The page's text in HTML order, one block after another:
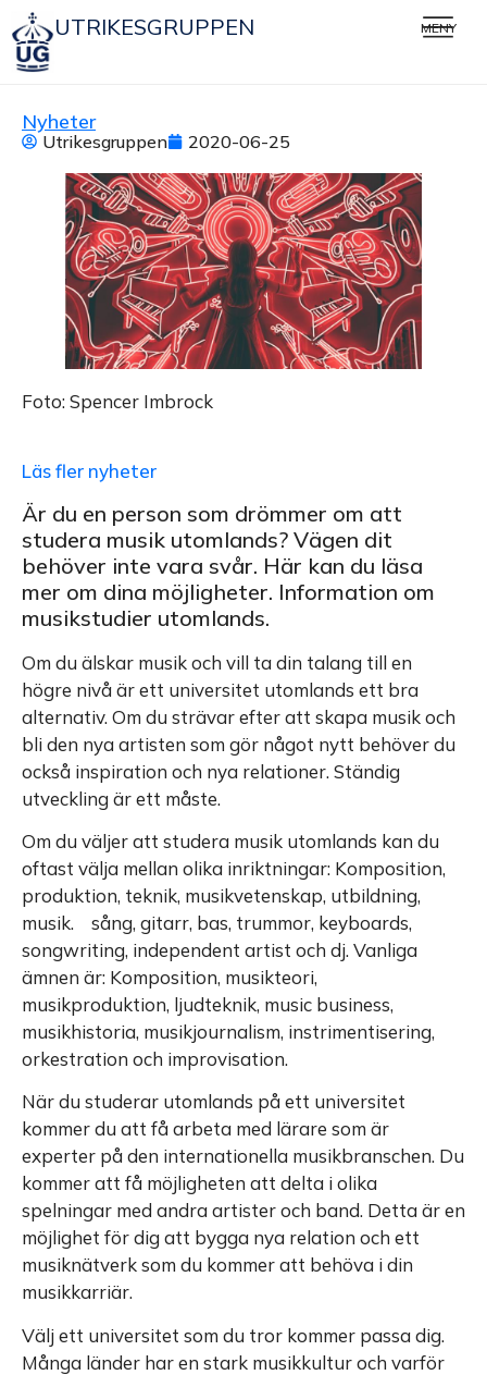
UTRIKESGRUPPEN MENY
Nyheter
Utrikesgruppen 2020-06-25
Foto: Spencer Imbrock
Läs fler nyheter
Är du en person som drömmer om att
studera musik utomlands? Vägen dit
behöver inte vara svår. Här kan du läsa
mer om dina möjligheter. Information om
musikstudier utomlands.
Om du älskar musik och vill ta din talang till en
högre nivå är ett universitet utomlands ett bra
alternativ. Om du strävar efter att skapa musik och
bli den nya artisten som gör något nytt behöver du
också inspiration och nya relationer. Ständig
utveckling är ett måste.
Om du väljer att studera musik utomlands kan du
oftast välja mellan olika inriktningar: Komposition,
produktion, teknik, musikvetenskap, utbildning,
musik. sång, gitarr, bas, trummor, keyboards,
songwriting, independent artist och dj. Vanliga
ämnen är: Komposition, musikteori,
musikproduktion, ljudteknik, music business,
musikhistoria, musikjournalism, instrimentisering,
orkestration och improvisation.
När du studerar utomlands på ett universitet
kommer du att få arbeta med lärare som är
experter på den internationella musikbranschen. Du
kommer att få möjligheten att delta i olika
spelningar med andra artister och band. Detta är en
möjlighet för dig att bygga nya relation och ett
musiknätverk som du kommer att behöva i din
musikkarriär.
Välj ett universitet som du tror kommer passa dig.
Många länder har en stark musikkultur och varför